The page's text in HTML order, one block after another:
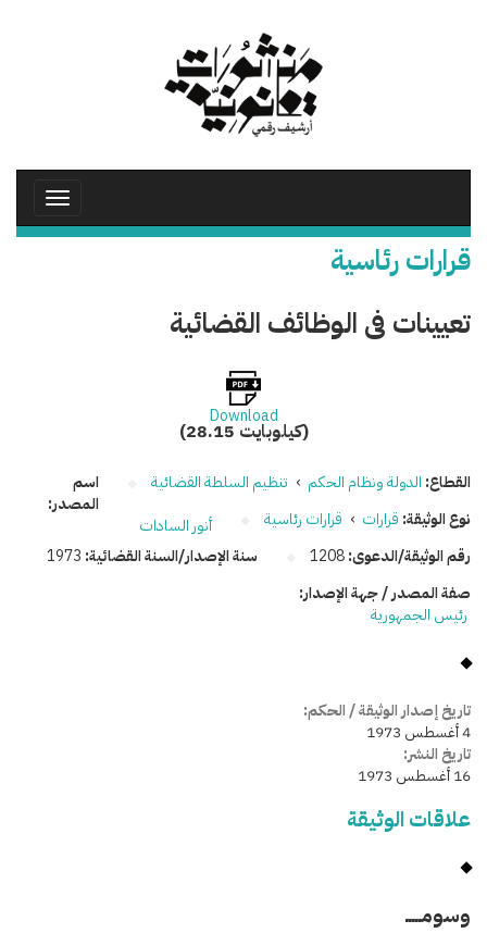
Toggle
قرارات رئاسية
تعيينات فى الوظائف القضائية
Download
(28.15 كيلوبايت)
القطاع: الدولة ونظام الحكم › تنظيم السلطة القضائية
نوع الوثيقة: قرارات › قرارات رئاسية
رقم الوثيقة/الدعوى:1208 سنة الإصدار/السنة القضائية: 1973
اسم
المصدر:
أنور السادات
صفة المصدر / جهة الإصدار:
رئيس الجمهورية
تاريخ إصدار الوثيقة / الحكم:
4 أغسطس 1973
تاريخ النشر:
16 أغسطس 1973
علاقات الوثيقة
وسومـــــ